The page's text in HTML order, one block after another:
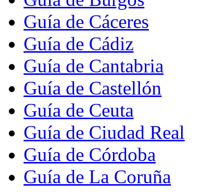
Guía de Cáceres
Guía de Cádiz
Guía de Cantabria
Guía de Castellón
Guía de Ceuta
Guía de Ciudad Real
Guía de Córdoba
Guía de La Coruña